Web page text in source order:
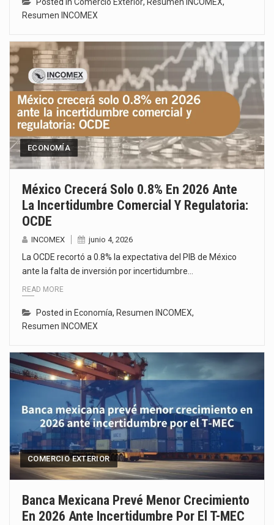
Resumen INCOMEX
ECONOMÍA
México Crecerá Solo 0.8% En 2026 Ante
La Incertidumbre Comercial Y Regulatoria:
OCDE
INCOMEX junio 4, 2026
La OCDE recortó a 0.8% la expectativa del PIB de México
ante la falta de inversión por incertidumbre…
READ MORE
Posted in Economía, Resumen INCOMEX,
Resumen INCOMEX
COMERCIO EXTERIOR
Banca Mexicana Prevé Menor Crecimiento
En 2026 Ante Incertidumbre Por El T-MEC